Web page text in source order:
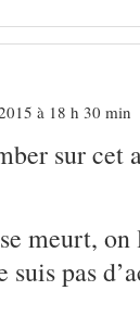
à 18 h 30 min
sur cet
meurt,
pas